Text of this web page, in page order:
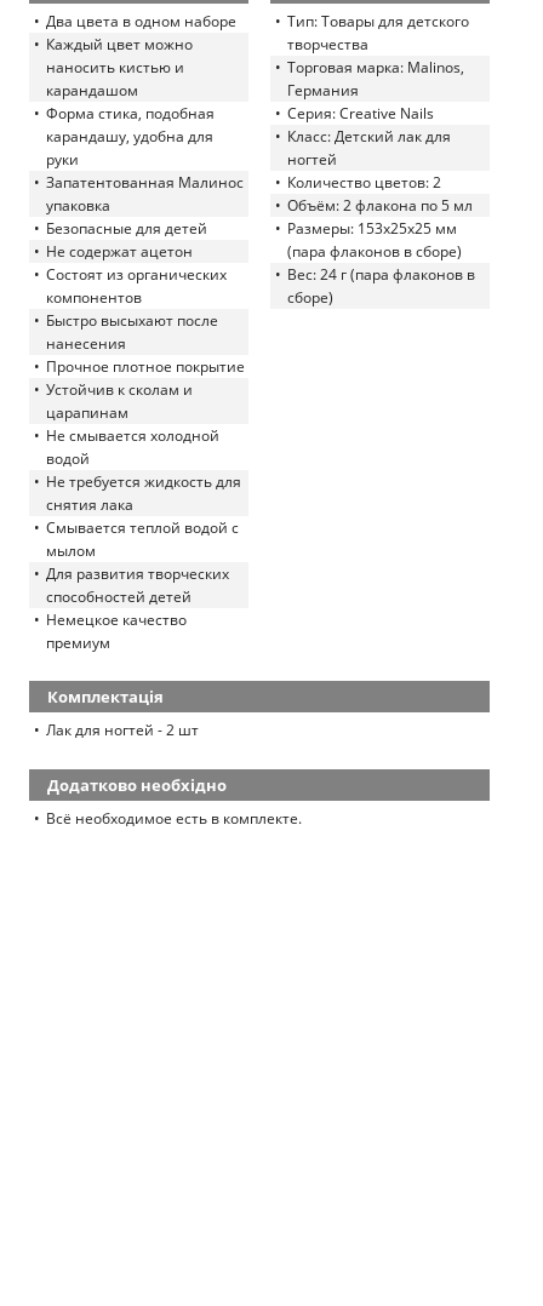
Два цвета в одном наборе
Каждый цвет можно
наносить кистью и
карандашом
Форма стика, подобная
карандашу, удобна для
руки
Запатентованная Малинос
упаковка
Безопасные для детей
Не содержат ацетон
Состоят из органических
компонентов
Быстро высыхают после
нанесения
Прочное плотное покрытие
Устойчив к сколам и
царапинам
Не смывается холодной
водой
Не требуется жидкость для
снятия лака
Смывается теплой водой с
мылом
Для развития творческих
способностей детей
Немецкое качество
премиум
Тип: Товары для детского
творчества
Торговая марка: Malinos,
Германия
Серия: Creative Nails
Класс: Детский лак для
ногтей
Количество цветов: 2
Объём: 2 флакона по 5 мл
Размеры: 153х25х25 мм
(пара флаконов в сборе)
Вес: 24 г (пара флаконов в
сборе)
Комплектація
Лак для ногтей - 2 шт
Додатково необхідно
Всё необходимое есть в комплекте.